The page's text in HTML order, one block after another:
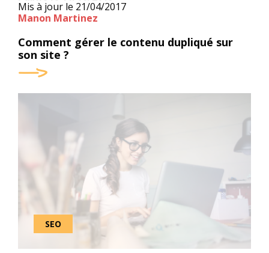
Mis à jour le 21/04/2017
Manon Martinez
Comment gérer le contenu dupliqué sur
son site ?
SEO